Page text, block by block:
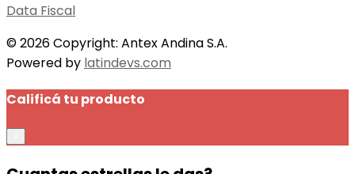
Data Fiscal
© 2026 Copyright: Antex Andina S.A.
Powered by latindevs.com
Calificá tu producto